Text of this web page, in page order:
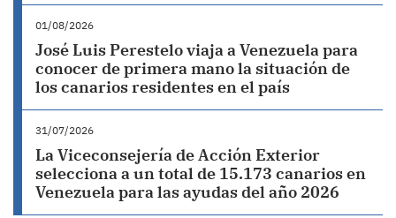
01/08/2026
José Luis Perestelo viaja a Venezuela para
conocer de primera mano la situación de
los canarios residentes en el país
31/07/2026
La Viceconsejería de Acción Exterior
selecciona a un total de 15.173 canarios en
Venezuela para las ayudas del año 2026